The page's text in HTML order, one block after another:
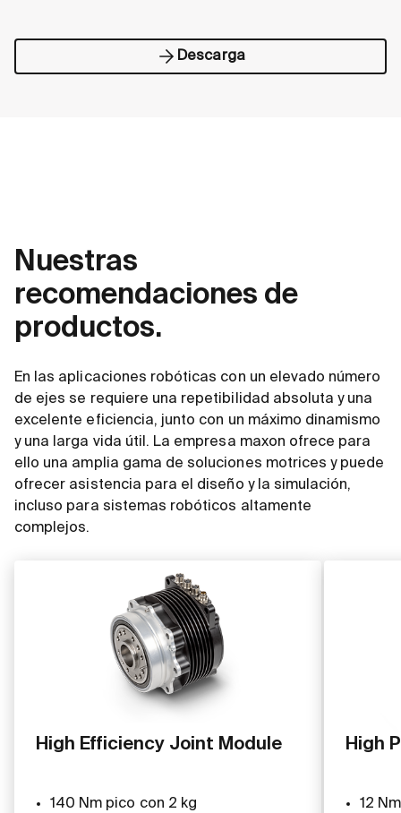
Descarga
Nuestras
recomendaciones de
productos.
En las aplicaciones robóticas con un elevado número
de ejes se requiere una repetibilidad absoluta y una
excelente eficiencia, junto con un máximo dinamismo
y una larga vida útil. La empresa maxon ofrece para
ello una amplia gama de soluciones motrices y puede
ofrecer asistencia para el diseño y la simulación,
incluso para sistemas robóticos altamente
complejos.
High Efficiency Joint Module
140 Nm pico con 2 kg
High
12